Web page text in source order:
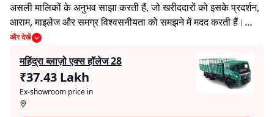
असली मालिकों के अनुभव साझा करती हैं, जो खरीददारों को इसके प्रदर्शन,
आराम, माइलेज और समग्र विश्वसनीयता को समझने में मदद करती हैं।
91trucks खरीददारों और मालिकों को सूचित निर्णय लेने में सहायता करने
और कमजोरियों पर आधारित मूल्यांकन के साथ-साथ, इस प्लेटफ़ॉर्म पर एक
विशेष सेक्शन है जहाँ असली मालिक महिंद्रा ब्लाज़ो एक्स हॉलेज 28 के साथ
अपने अनुभव साझा करते हैं। ये सीधे अनुभव प्रदर्शन, आराम, माइलेज और
विश्वसनीयता के बारे में व्यावहारिक जानकारी देते हैं, जिससे भविष्य के
और देखें
महिंद्रा ब्लाज़ो एक्स हॉलेज 28
₹37.43 Lakh
Ex-showroom price in